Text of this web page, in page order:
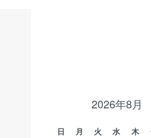
2026年8月
日 月 火 水 木